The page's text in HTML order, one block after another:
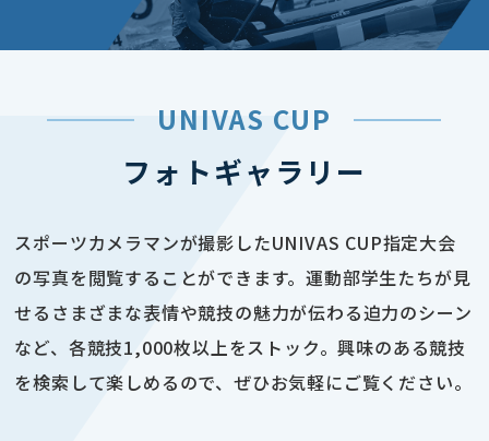
UNIVAS CUP
フォトギャラリー
スポーツカメラマンが撮影したUNIVAS CUP指定大会
の写真を閲覧することができます。運動部学生たちが見
せるさまざまな表情や競技の魅力が伝わる迫力のシーン
など、各競技1,000枚以上をストック。興味のある競技
を検索して楽しめるので、ぜひお気軽にご覧ください。